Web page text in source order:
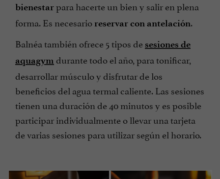
bienestarpara hacerte un bien y salir en plena
forma. Es necesario reservar con antelación.
Balnéa también ofrece 5 tipos de sesiones de
aquagym durante todo el año, para tonificar,
desarrollar músculo y disfrutar de los
beneficios del agua termal caliente. Las sesiones
tienen una duración de 40 minutos y es posible
participar individualmente o llevar una tarjeta
de varias sesiones para utilizar según el horario.